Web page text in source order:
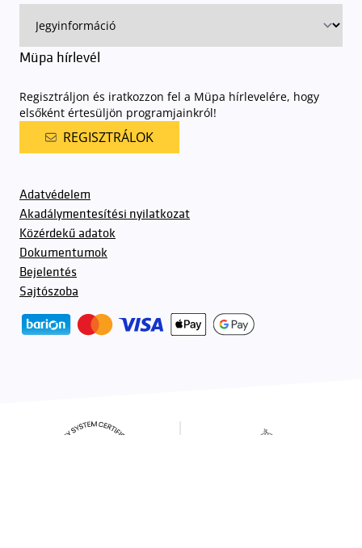
Müpa hírlevél
Regisztráljon és iratkozzon fel a Müpa hírlevelére, hogy
elsőként értesüljön programjainkról!
REGISZTRÁLOK
Adatvédelem
Akadálymentesítési nyilatkozat
Közérdekű adatok
Dokumentumok
Bejelentés
Sajtószoba